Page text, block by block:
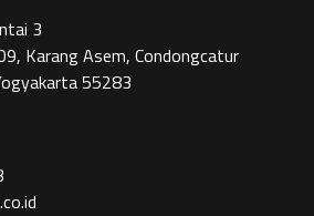
3
Karang Asem, Condongcatur
55283